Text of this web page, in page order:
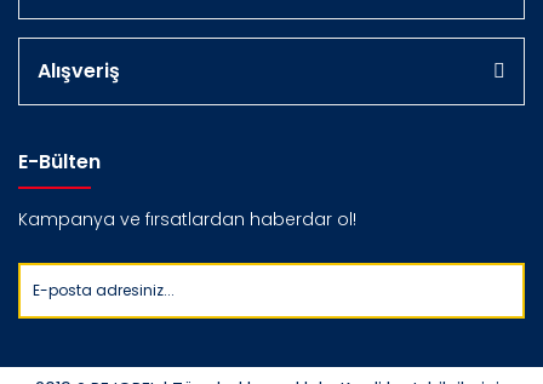
Alışveriş
E-Bülten
Kampanya ve fırsatlardan haberdar ol!